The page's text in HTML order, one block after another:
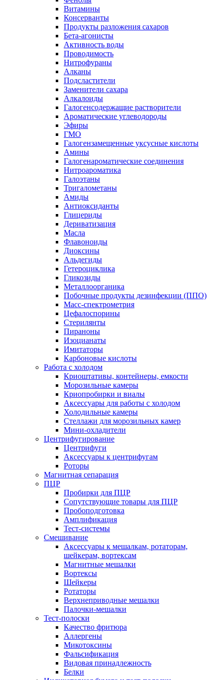
Витамины
Консерванты
Продукты разложения сахаров
Бета-агонисты
Активность воды
Проводимость
Нитрофураны
Алканы
Подсластители
Заменители сахара
Алкалоиды
Галогенсодержащие растворители
Ароматические углеводороды
Эфиры
ГМО
Галогензамещенные уксусные кислоты
Амины
Галогенароматические соединения
Нитроароматика
Галоэтаны
Тригалометаны
Амиды
Антиоксиданты
Глицериды
Дериватизация
Масла
Флавоноиды
Диоксины
Альдегиды
Гетероциклика
Гликозиды
Металлоорганика
Побочные продукты дезинфекции (ППО)
Масс-спектрометрия
Цефалоспорины
Стерилянты
Пираноны
Изоцианаты
Имитаторы
Карбоновые кислоты
Работа с холодом
Криоштативы, контейнеры, емкости
Морозильные камеры
Криопробирки и виалы
Аксессуары для работы с холодом
Холодильные камеры
Стеллажи для морозильных камер
Мини-охладители
Центрифугирование
Центрифуги
Аксессуары к центрифугам
Роторы
Магнитная сепарация
ПЦР
Пробирки для ПЦР
Сопутствующие товары для ПЦР
Пробоподготовка
Амплификация
Тест-системы
Смешивание
Аксессуары к мешалкам, ротаторам,
шейкерам, вортексам
Магнитные мешалки
Вортексы
Шейкеры
Ротаторы
Верхнеприводные мешалки
Палочки-мешалки
Тест-полоски
Качество фритюра
Аллергены
Микотоксины
Фальсификация
Видовая принадлежность
Белки